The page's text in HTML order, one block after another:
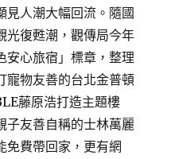
見人潮大幅回流。隨國
光復甦潮，觀傳局今年
安心旅宿」標章，整理
寵物友善的台北金普頓
藤原浩打造主題樓
子友善自稱的士林萬麗
免費帶回家，更有網